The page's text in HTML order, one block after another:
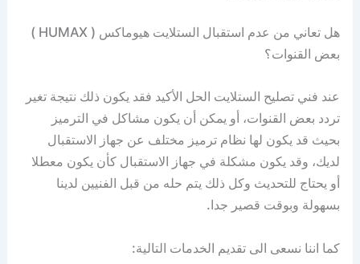
هل تعاني من عدم استقبال الستلايت هيوماكس ( HUMAX )
بعض القنوات؟
عند فني تصليح الستلايت الحل الأكيد فقد يكون ذلك نتيجة تغير
تردد بعض القنوات، أو يمكن أن يكون مشاكل في الترميز
بحيث قد يكون لها نظام ترميز مختلف عن جهاز الاستقبال
لديك، وقد يكون مشكلة في جهاز الاستقبال كأن يكون معطلا
أو يحتاج للتحديث وكل ذلك يتم حله من قبل الفنيين لدينا
بسهولة وبوقت قصير جدا.
كما اننا نسعى الى تقديم الخدمات التالية: